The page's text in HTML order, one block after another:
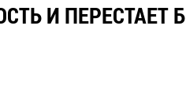
И ПЕРЕСТАЕТ